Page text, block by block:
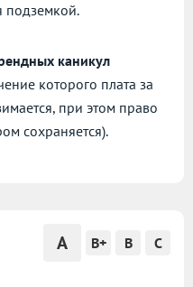
подземкой.
каникул
которого плата за
при этом право
сохраняется).
A B+ B C